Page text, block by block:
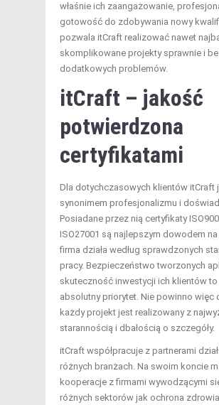
właśnie ich zaangażowanie,
gotowość do zdobywania nowy
pozwala itCraft realizować nawet
skomplikowane projekty sprawnie i
dodatkowych problemów.
itCraft – jakość
potwierdzona
certyfikatami
Dla dotychczasowych klientów itCraft
synonimem profesjonalizmu i
Posiadane przez nią certyfikaty
ISO27001 są najlepszym dowodem
firma działa według sprawdzonych
pracy. Bezpieczeństwo tworzonych
skuteczność inwestycji ich klientów to
absolutny priorytet. Nie powinno więc
każdy projekt jest realizowany z
starannością i dbałością o szczegóły.
itCraft współpracuje z partnerami
różnych branżach. Na swoim koncie
kooperacje z firmami wywodzącymi
różnych sektorów jak ochrona